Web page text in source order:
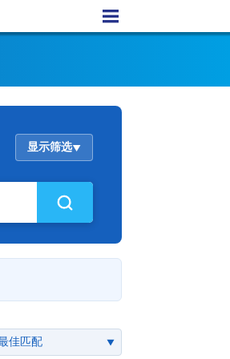
显示筛选▲
▼